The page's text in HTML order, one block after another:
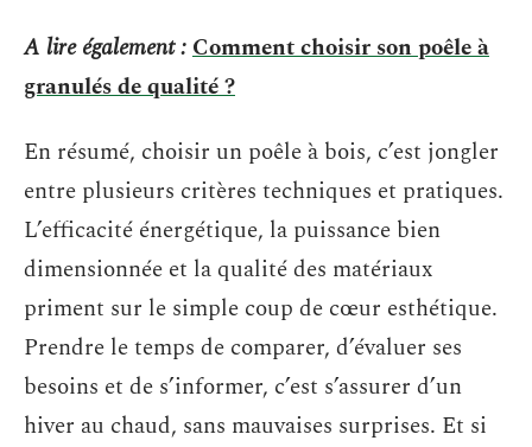
A lire également :Comment choisir son poêle à
granulés de qualité ?
En résumé, choisir un poêle à bois, c’est jongler
entre plusieurs critères techniques et pratiques.
L’efficacité énergétique, la puissance bien
dimensionnée et la qualité des matériaux
priment sur le simple coup de cœur esthétique.
Prendre le temps de comparer, d’évaluer ses
besoins et de s’informer, c’est s’assurer d’un
hiver au chaud, sans mauvaises surprises. Et si